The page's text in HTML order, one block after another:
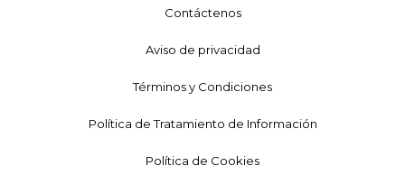
Contáctenos
Aviso de privacidad
Términos y Condiciones
Política de Tratamiento de Información
Política de Cookies